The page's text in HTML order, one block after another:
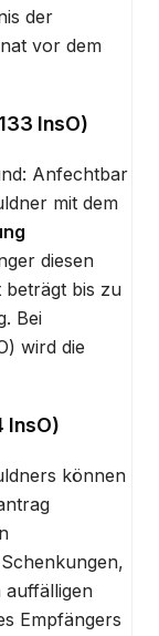
der
vor dem
InsO)
Anfechtbar
mit dem
diesen
beträgt bis zu
Bei
wird die
InsO)
können
auffälligen
Empfängers